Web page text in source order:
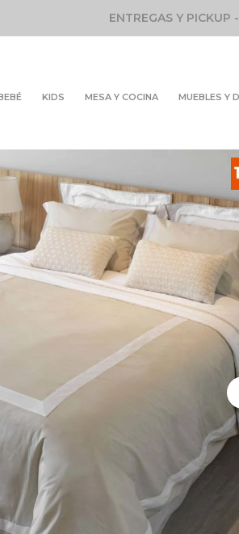
ENTREGAS Y
KIDS MESA Y COCINA MUEBLES Y